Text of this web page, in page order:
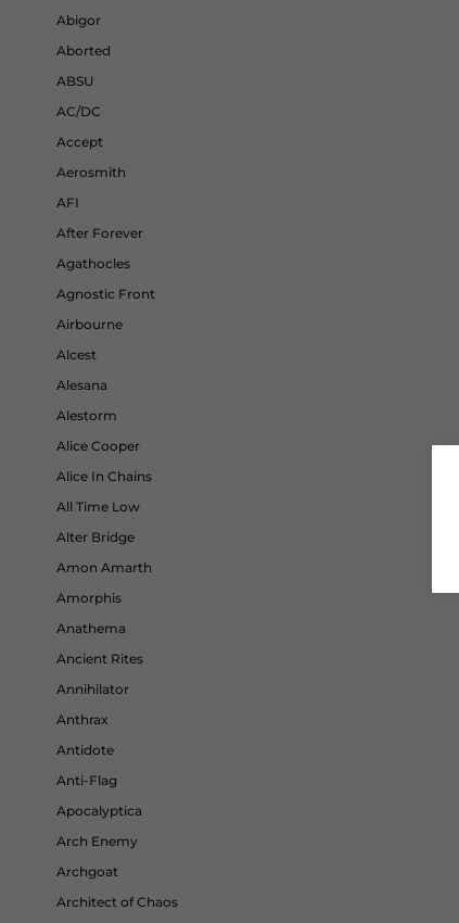
Abigor
Aborted
ABSU
AC/DC
Accept
Aerosmith
AFI
After Forever
Agathocles
Agnostic Front
Airbourne
Alcest
Alesana
Alestorm
Alice Cooper
Alice In Chains
All Time Low
Alter Bridge
Amon Amarth
Amorphis
Anathema
Ancient Rites
Annihilator
Anthrax
Antidote
Anti-Flag
Apocalyptica
Arch Enemy
Archgoat
Architect of Chaos